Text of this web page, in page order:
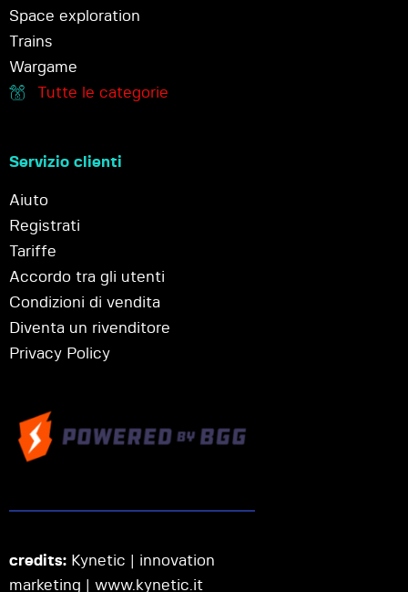
Space exploration
Trains
Wargame
Tutte le categorie
Servizio clienti
Aiuto
Registrati
Tariffe
Accordo tra gli utenti
Condizioni di vendita
Diventa un rivenditore
Privacy Policy
credits: Kynetic | innovation
marketing | www.kynetic.it